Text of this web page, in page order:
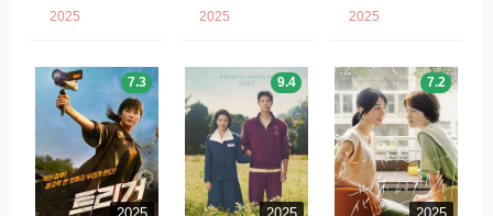
2025 2025 2025
7.3 9.4 7.2